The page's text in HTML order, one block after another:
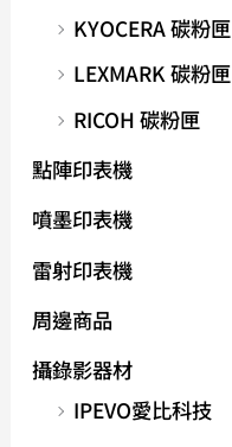
KYOCERA 碳粉匣
LEXMARK 碳粉匣
RICOH 碳粉匣
點陣印表機
噴墨印表機
雷射印表機
周邊商品
攝錄影器材
IPEVO愛比科技